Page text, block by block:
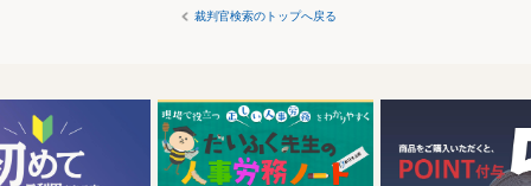
裁判官検索のトップへ戻る